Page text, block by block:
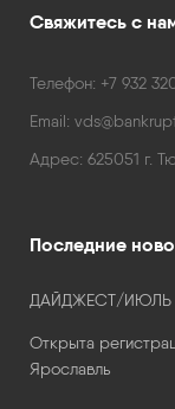
Свяжитесь с
Телефон: +7 932
Email:
Адрес: 625051 г.
Последние
ДАЙДЖЕСТ/ИЮЛЬ
Открыта
Ярославль